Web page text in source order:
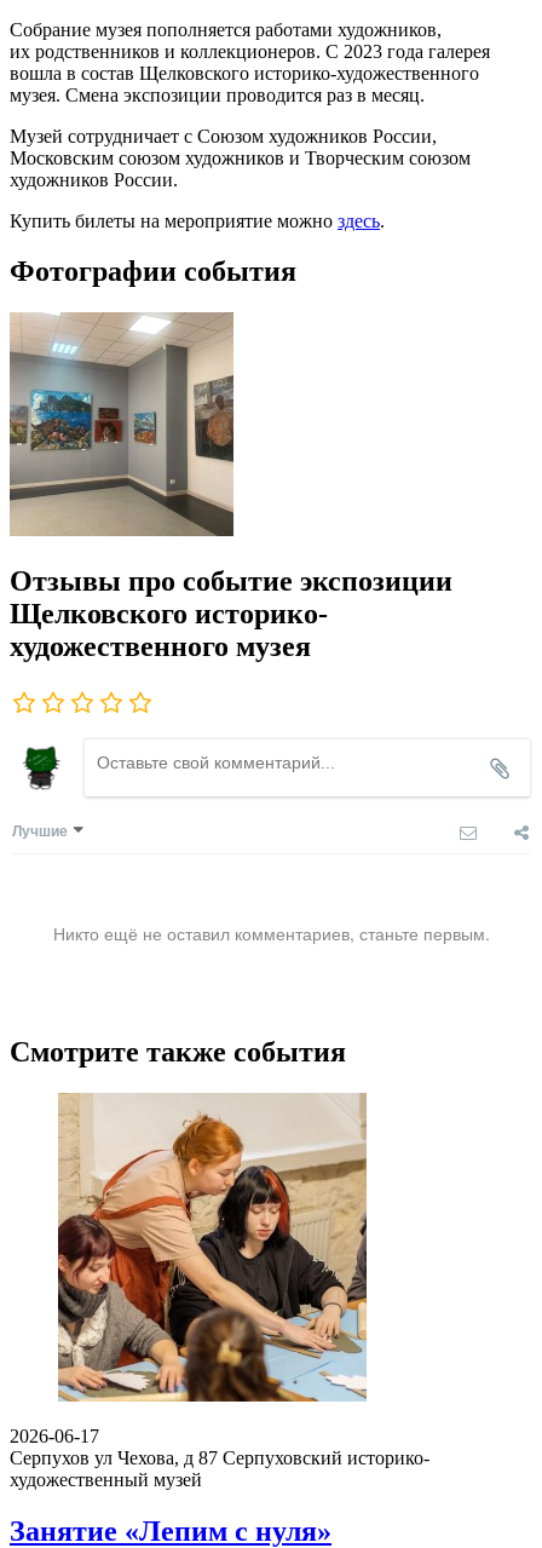
Собрание музея пополняется работами художников,
их родственников и коллекционеров. С 2023 года галерея
вошла в состав Щелковского историко-художественного
музея. Смена экспозиции проводится раз в месяц.
Музей сотрудничает с Союзом художников России,
Московским союзом художников и Творческим союзом
художников России.
Купить билеты на мероприятие можно здесь.
Фотографии события
Отзывы про событие экспозиции
Щелковского историко-
художественного музея
Лучшие
Никто ещё не оставил комментариев, станьте первым.
Смотрите также события
2026-06-17
Серпухов ул Чехова, д 87 Серпуховский историко-
художественный музей
Занятие «Лепим с нуля»